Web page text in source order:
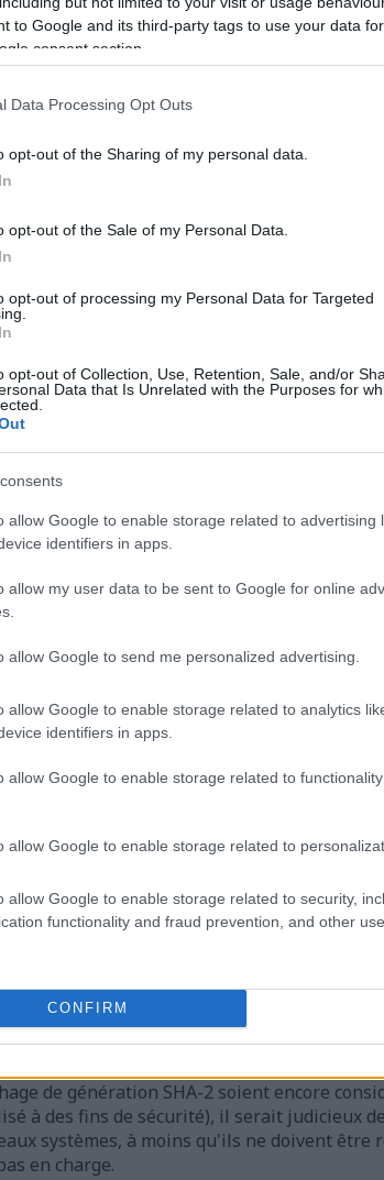
to Google and its third-party tags to use your data
consent section.
Data Processing Opt Outs
opt-out of the Sharing of my personal data.
opt-out of the Sale of my Personal Data.
opt-out of processing my Personal Data for Targeted
opt-out of Collection, Use, Retention, Sale, and/or
Data that Is Unrelated with the Purposes for
allow Google to enable storage related to advertising
identifiers in apps.
allow my user data to be sent to Google for online
allow Google to send me personalized advertising.
allow Google to enable storage related to analytics
identifiers in apps.
allow Google to enable storage related to
allow Google to enable storage related to
allow Google to enable storage related to security,
functionality and fraud prevention, and other
CONFIRM
de début et de fin ?
Étant donné que les fonctions de hachage opèrent
Si vous avez besoin de calculer un hachage d'un
de hachage SHA3-384
cryptographe, je vais donc essayer
puissent la comprendre. Si vous préférez
sur de nombreux sites web ;-)
précédentes familles SHA (SHA-1 et SHA-
davantage comme une éponge.
de cette manière peut être décomposée
données) sur une éponge. L'éponge
d'entrée sont divisées en petits morceaux
SHA-3 les manipule en profondeur,
des données d'entrée génère un
libérer le résultat (le hachage). Si vous
pour en obtenir davantage.
de génération SHA-2 soient encore
à des fins de sécurité), il serait judicieux
systèmes, à moins qu'ils ne doivent être
en charge.